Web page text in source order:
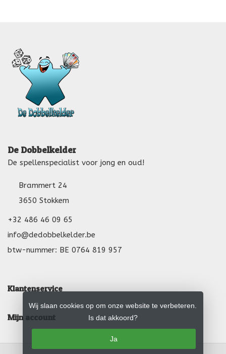
De Dobbelkelder
De spellenspecialist voor jong en oud!
Brammert 24
3650 Stokkem
+32 486 46 09 65
info@dedobbelkelder.be
btw-nummer: BE 0764 819 957
Klantenservice
Mijn account
Wij slaan cookies op om onze website te verbeteren.
Is dat akkoord?
Ja